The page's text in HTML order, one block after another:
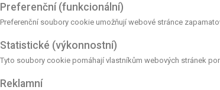
Preferenční (funkcionální)
Preferenční soubory cookie umožňují webové stránce
Statistické (výkonnostní)
Tyto soubory cookie pomáhají vlastníkům webových stránek
Reklamní